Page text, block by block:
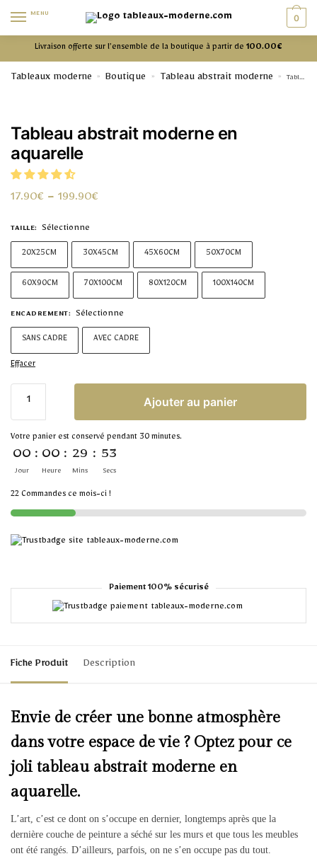
MENU 0
Livraison offerte sur l’ensemble de la boutique à partir de 100.00€
Tableaux moderne » Boutique » Tableau abstrait moderne » Tableau abstrait moderne en aquarelle
Tableau abstrait moderne en
aquarelle
17.90€ – 199.90€
TAILLE: Sélectionne
20X25CM 30X45CM 45X60CM 50X70CM
60X90CM 70X100CM 80X120CM 100X140CM
ENCADREMENT: Sélectionne
SANS CADRE AVEC CADRE
Effacer
Ajouter au panier
Votre panier est conservé pendant 30 minutes.
00
Jour
: 00
Heure
: 29
Mins
: 53
Secs
22 Commandes ce mois-ci !
Paiement 100% sécurisé
Fiche Produit Description
Envie de créer une bonne atmosphère
dans votre espace de vie ? Optez pour ce
joli tableau abstrait moderne en
aquarelle.
L’art, c’est ce dont on s’occupe en dernier, longtemps après que la
dernière couche de peinture a séché sur les murs et que tous les meubles
ont été rangés. D’ailleurs, parfois, on ne s’en occupe pas du tout.